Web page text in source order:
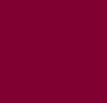
Fenster